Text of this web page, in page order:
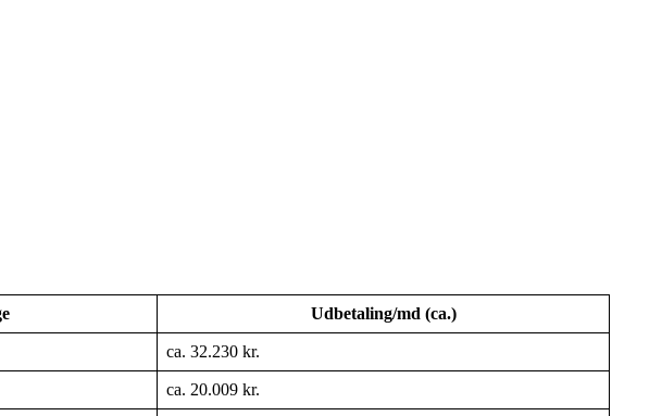
Udbetaling/md (ca.)
ca. 32.230 kr.
ca. 20.009 kr.